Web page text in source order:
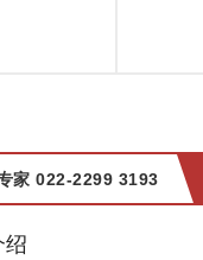
家 022-2299 3193
绍